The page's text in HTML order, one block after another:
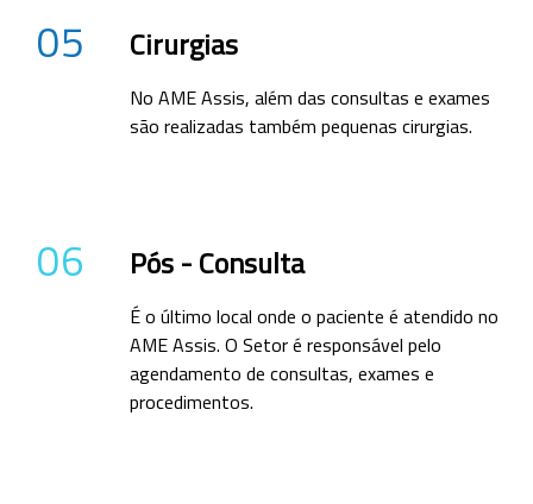
05 Cirurgias
No AME Assis, além das consultas e exames
são realizadas também pequenas cirurgias.
06 Pós - Consulta
É o último local onde o paciente é atendido no
AME Assis. O Setor é responsável pelo
agendamento de consultas, exames e
procedimentos.